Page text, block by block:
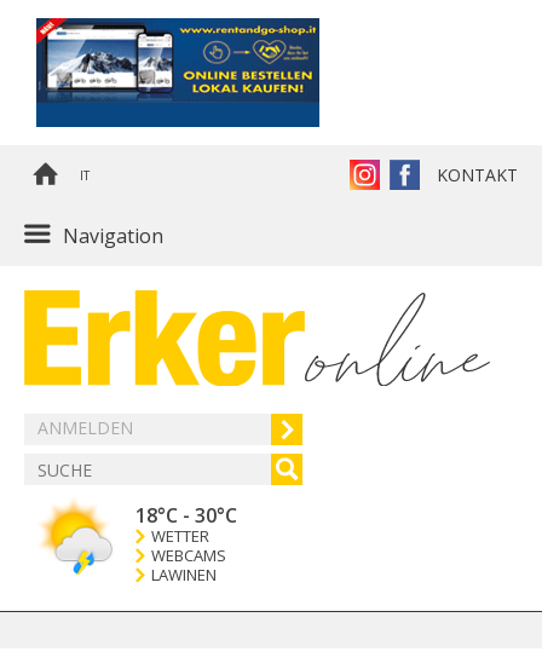
IT KONTAKT
Navigation
ANMELDEN
18°C - 30°C
WETTER
WEBCAMS
LAWINEN